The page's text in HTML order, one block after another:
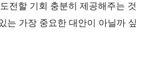
전할 기회 충분히 제공해주는 것
는 가장 중요한 대안이 아닐까 싶